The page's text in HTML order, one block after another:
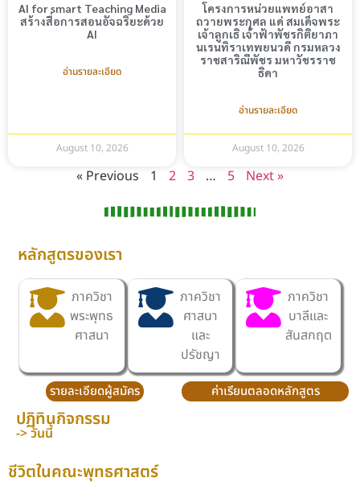
AI for smart Teaching Media
สร้างสื่อการสอนอัจฉริยะด้วย
AI
อ่านรายละเอียด
August 10, 2026
โครงการหน่วยแพทย์อาสา
ถวายพระกุศล แด่ สมเด็จพระ
เจ้าลูกเธิ เจ้าฟ้าพัชรกิติยาภา
นเรนทิราเทพยนวดี กรมหลวง
ราชสาริณีพัชร มหาวัชรราช
ธิดา
อ่านรายละเอียด
August 10, 2026
« Previous 1 2 3 … 5 Next »
หลักสูตรของเรา
ภาควิชา
พระพุทธ
ศาสนา
ภาควิชา
ศาสนา
และ
ปรัชญา
ภาควิชา
บาลีและ
สันสกฤต
รายละเอียดผู้สมัคร ค่าเรียนตลอดหลักสูตร
ปฏิทินกิจกรรม
-> วันนี้
ชีวิตในคณะพุทธศาสตร์